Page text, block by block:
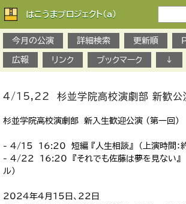
はこうまプロジェクト(a)
今月の公演
詳細検索 更新順
広報 リンク ブックマーク ↓
4/15,22 杉並学院高校演劇部 新歓公
杉並学院高校演劇部 新入生歓迎公演 (第一回)
- 4/15 16:20 短編 『人生相談』 （上演時間：
- 4/22 16:20 『それでも佐藤は夢を見ない』 （
ル）
2024年4月15日、22日